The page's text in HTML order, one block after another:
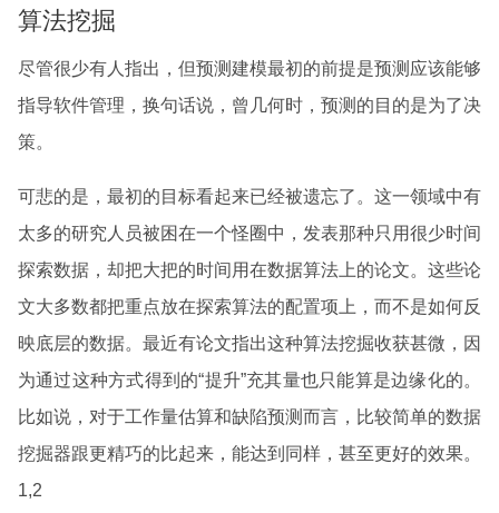
算法挖掘
尽管很少有人指出，但预测建模最初的前提是预测应该能够
指导软件管理，换句话说，曾几何时，预测的目的是为了决
策。
可悲的是，最初的目标看起来已经被遗忘了。这一领域中有
太多的研究人员被困在一个怪圈中，发表那种只用很少时间
探索数据，却把大把的时间用在数据算法上的论文。这些论
文大多数都把重点放在探索算法的配置项上，而不是如何反
映底层的数据。最近有论文指出这种算法挖掘收获甚微，因
为通过这种方式得到的“提升”充其量也只能算是边缘化的。
比如说，对于工作量估算和缺陷预测而言，比较简单的数据
挖掘器跟更精巧的比起来，能达到同样，甚至更好的效果。
1,2